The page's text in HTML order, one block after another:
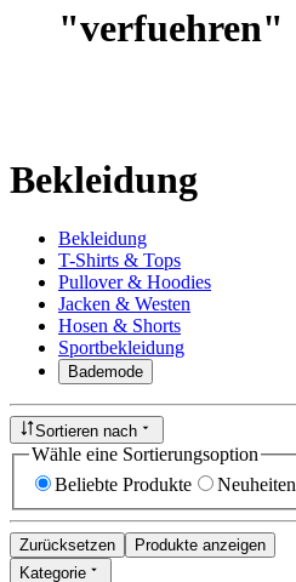
"verfuehren"
Bekleidung
Bekleidung
T-Shirts & Tops
Pullover & Hoodies
Jacken & Westen
Hosen & Shorts
Sportbekleidung
Bademode
Sortieren nach
Wähle eine Sortierungsoption
Beliebte Produkte
Neuheiten
Zurücksetzen
Produkte anzeigen
Kategorie